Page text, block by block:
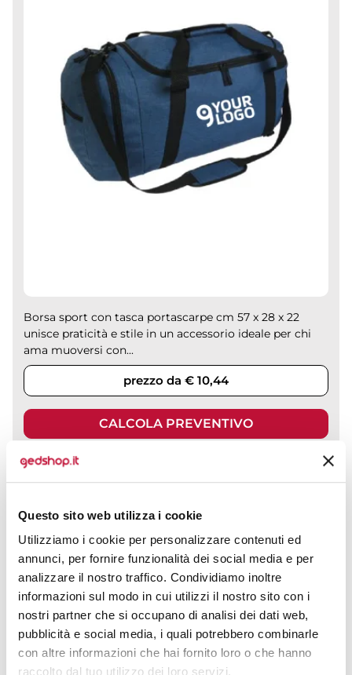
Questo sito web utilizza i cookie
Utilizziamo i cookie per personalizzare contenuti ed
annunci, per fornire funzionalità dei social media e per
analizzare il nostro traffico. Condividiamo inoltre
informazioni sul modo in cui utilizzi il nostro sito con i
nostri partner che si occupano di analisi dei dati web,
pubblicità e social media, i quali potrebbero combinarle
con altre informazioni che hai fornito loro o che hanno
raccolto dal tuo utilizzo dei loro servizi.
Borsa sport con tasca portascarpe cm 57 x 28 x 22
unisce praticità e stile in un accessorio ideale per chi
ama muoversi con...
prezzo da € 10,44
CALCOLA PREVENTIVO
CODICE ART.
CAQX520
Poliestere
48 x 22 x 20 cm
Colori disponibili